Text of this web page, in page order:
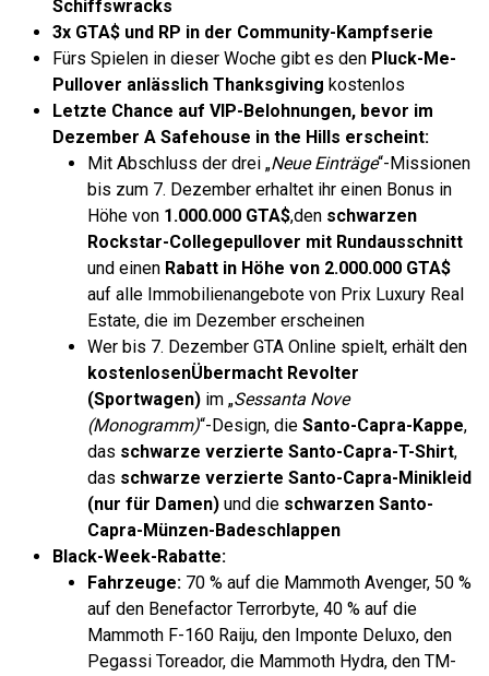
Schiffswracks
3x GTA$ und RP in der Community-Kampfserie
Fürs Spielen in dieser Woche gibt es den Pluck-Me-
Pullover anlässlich Thanksgiving kostenlos
Letzte Chance auf VIP-Belohnungen, bevor im
Dezember A Safehouse in the Hills erscheint:
Mit Abschluss der drei „Neue Einträge“-Missionen
bis zum 7. Dezember erhaltet ihr einen Bonus in
Höhe von 1.000.000 GTA$,den schwarzen
Rockstar-Collegepullover mit Rundausschnitt
und einen Rabatt in Höhe von 2.000.000 GTA$
auf alle Immobilienangebote von Prix Luxury Real
Estate, die im Dezember erscheinen
Wer bis 7. Dezember GTA Online spielt, erhält den
kostenlosenÜbermacht Revolter
(Sportwagen) im „Sessanta Nove
(Monogramm)“-Design, die Santo-Capra-Kappe,
das schwarze verzierte Santo-Capra-T-Shirt,
das schwarze verzierte Santo-Capra-Minikleid
(nur für Damen) und die schwarzen Santo-
Capra-Münzen-Badeschlappen
Black-Week-Rabatte:
Fahrzeuge: 70 % auf die Mammoth Avenger, 50 %
auf den Benefactor Terrorbyte, 40 % auf die
Mammoth F-160 Raiju, den Imponte Deluxo, den
Pegassi Toreador, die Mammoth Hydra, den TM-